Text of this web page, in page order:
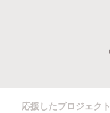
応援したプロジェクト